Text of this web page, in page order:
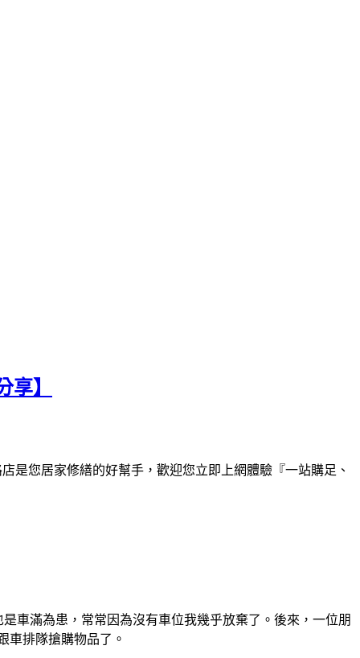
】
是您居家修繕的好幫手，歡迎您立即上網體驗『一站購足、
車滿為患，常常因為沒有車位我幾乎放棄了。後來，一位朋
車排隊搶購物品了。